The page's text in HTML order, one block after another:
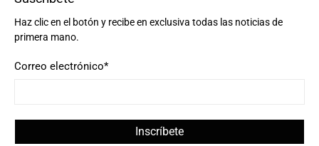
Haz clic en el botón y recibe en exclusiva todas las noticias de
primera mano.
Correo electrónico*
Inscríbete